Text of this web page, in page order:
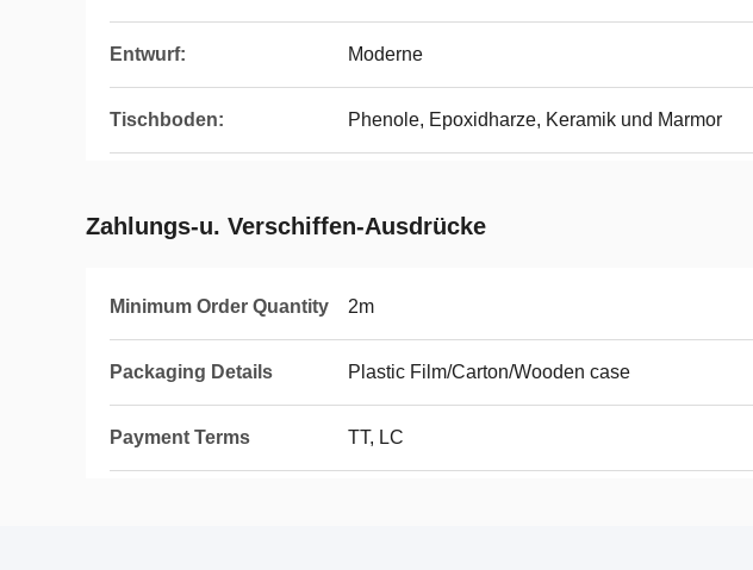
Entwurf: Moderne
Tischboden: Phenole, Epoxidharze, Keramik und Marmor
Zahlungs-u. Verschiffen-Ausdrücke
Minimum Order Quantity 2m
Packaging Details Plastic Film/Carton/Wooden case
Payment Terms TT, LC